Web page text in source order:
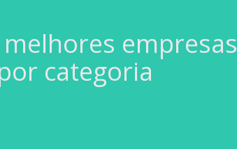
empresas
categoria